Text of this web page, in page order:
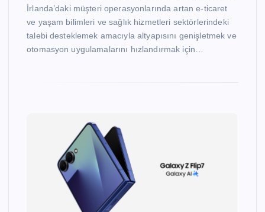
İrlanda’daki müşteri operasyonlarında artan e-ticaret
ve yaşam bilimleri ve sağlık hizmetleri sektörlerindeki
talebi desteklemek amacıyla altyapısını genişletmek ve
otomasyon uygulamalarını hızlandırmak için…